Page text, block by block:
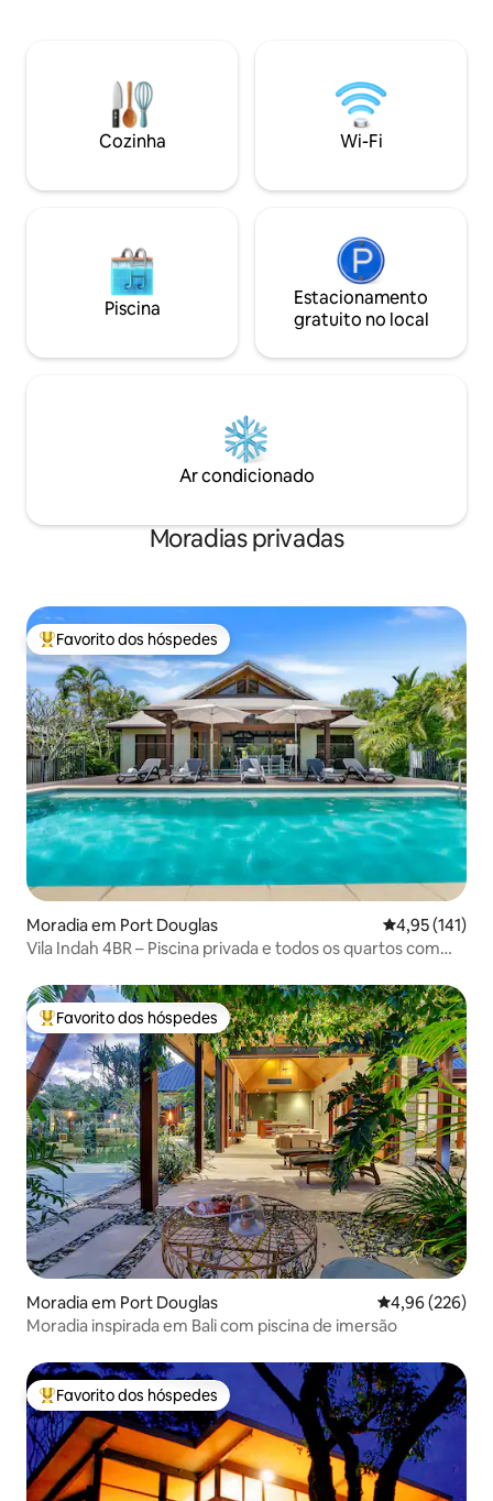
estilo francês é servido no celeiro ~ 200
m da sua moradia.
impressionar
das exigências
garantindo uma
estresse, até
Cozinha Wi-Fi
Piscina
Estacionamento
gratuito no local
Ar condicionado
Moradias privadas
Favoritos dos hóspedes mais apreciados
Favorito dos hóspedes
Moradia em Port Douglas Classificação
4,95 (141)
Vila Indah 4BR – Piscina privada e todos os quartos com
Favoritos dos hóspedes mais apreciados
Favorito dos hóspedes
Moradia em Port Douglas Classificação
4,96 (226)
Moradia inspirada em Bali com piscina de imersão
Favoritos dos hóspedes mais apreciados
Favorito dos hóspedes